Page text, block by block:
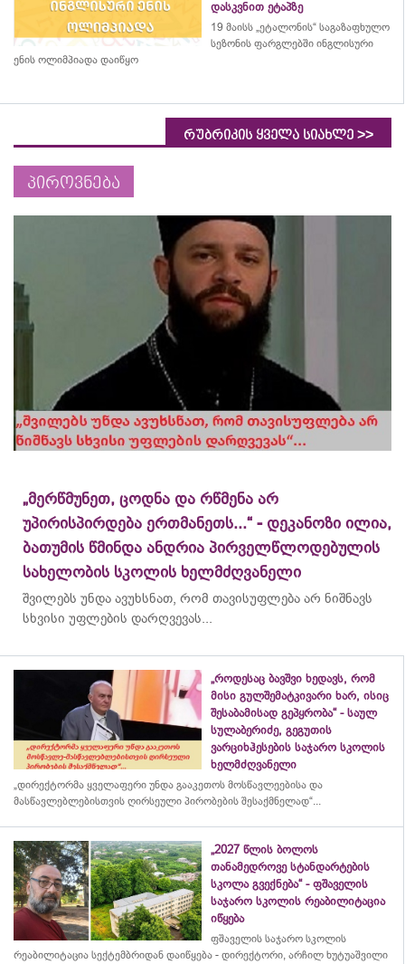
დასკვნით ეტაპზე
19 მაისს „ეტალონის“ საგაზაფხულო
სეზონის ფარგლებში ინგლისური
ენის ოლიმპიადა დაიწყო
რუბრიკის ყველა სიახლე >>
პიროვნება
„მერწმუნეთ, ცოდნა და რწმენა არ
უპირისპირდება ერთმანეთს...“ - დეკანოზი ილია,
ბათუმის წმინდა ანდრია პირველწლოდებულის
სახელობის სკოლის ხელმძღვანელი
შვილებს უნდა ავუხსნათ, რომ თავისუფლება არ ნიშნავს
სხვისი უფლების დარღვევას...
„როდესაც ბავშვი ხედავს, რომ
მისი გულშემატკივარი ხარ, ისიც
შესაბამისად გეპყრობა“ - საულ
სულაბერიძე, გეგუთის
ვარციხჰესების საჯარო სკოლის
ხელმძღვანელი
„დირექტორმა ყველაფერი უნდა გააკეთოს მოსწავლეებისა და
მასწავლებლებისთვის ღირსეული პირობების შესაქმნელად“...
„2027 წლის ბოლოს
თანამედროვე სტანდარტების
სკოლა გვექნება“ - ფშაველის
საჯარო სკოლის რეაბილიტაცია
იწყება
ფშაველის საჯარო სკოლის
რეაბილიტაცია სექტემბრიდან დაიწყება - დირექტორი, არჩილ ხუტუაშვილი